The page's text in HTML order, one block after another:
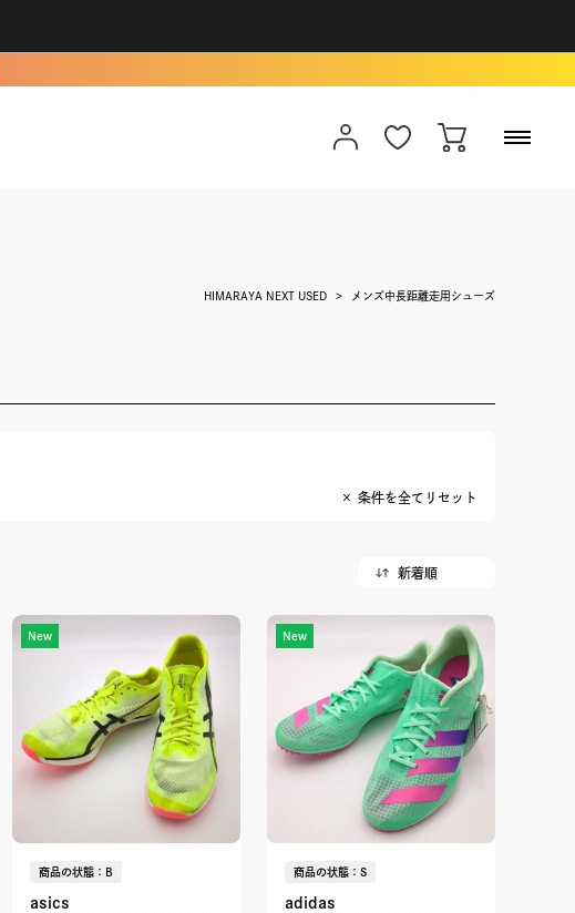
HIMARAYA NEXT USED メンズ中長距離走用シューズ
× 条件を全てリセット
New
商品の状態：B
asics
New
商品の状態：S
adidas